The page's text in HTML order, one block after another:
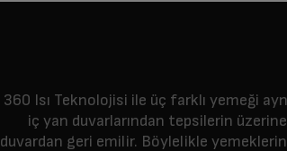
360 Isı Teknolojisi ile üç farklı yemeği
iç yan duvarlarından tepsilerin
duvardan geri emilir. Böylelikle